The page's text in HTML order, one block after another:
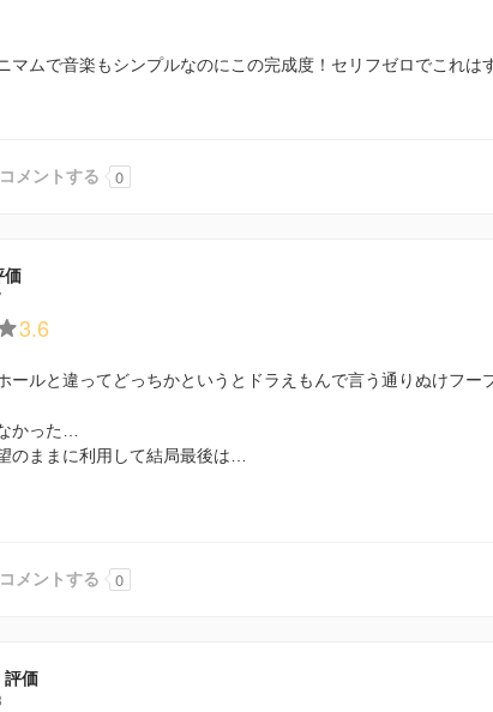
マムで音楽もシンプルなのにこの完成度！セリフゼロでこれは
コメントする 0
価
3.6
ールと違ってどっちかというとドラえもんで言う通りぬけフー
かった…
のままに利用して結局最後は…
コメントする 0
評価